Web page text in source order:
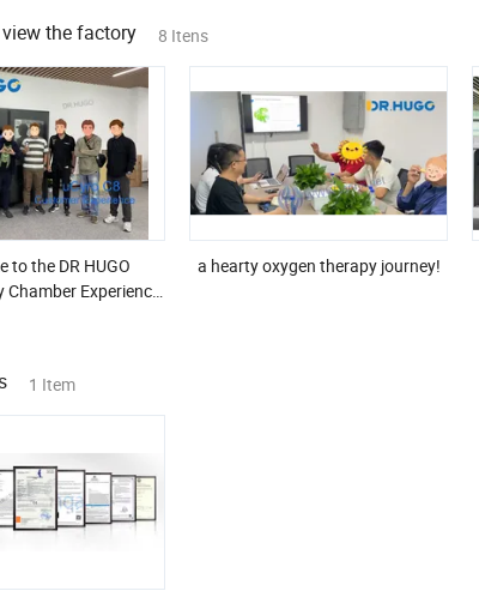
the factory 8 Itens
to the DR HUGO
Experience
a hearty oxygen therapy journey!
1 Item